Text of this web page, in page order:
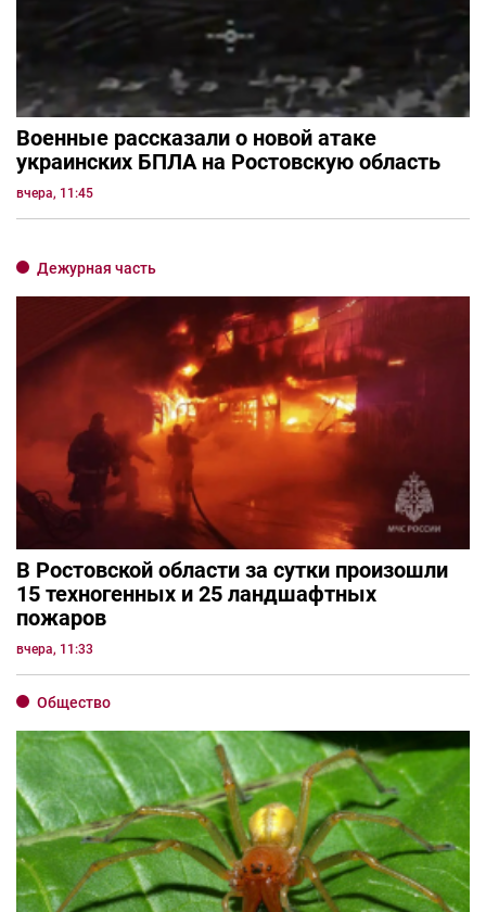
Военные рассказали о новой атаке
украинских БПЛА на Ростовскую область
вчера, 11:45
Дежурная часть
В Ростовской области за сутки произошли
15 техногенных и 25 ландшафтных
пожаров
вчера, 11:33
Общество